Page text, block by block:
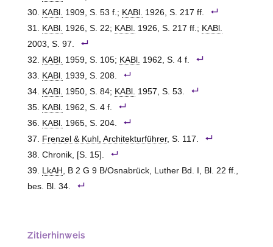
KABl. 1909, S. 53 f.; KABl. 1926, S. 217 ff.
KABl. 1926, S. 22; KABl. 1926, S. 217 ff.; KABl.
2003, S. 97.
KABl. 1959, S. 105; KABl. 1962, S. 4 f.
KABl. 1939, S. 208.
KABl. 1950, S. 84; KABl. 1957, S. 53.
KABl. 1962, S. 4 f.
KABl. 1965, S. 204.
Frenzel & Kuhl, Architekturführer, S. 117.
Chronik, [S. 15].
LkAH , B 2 G 9 B/Osnabrück, Luther Bd. I, Bl. 22 ff.,
bes. Bl. 34.
Zitierhinweis